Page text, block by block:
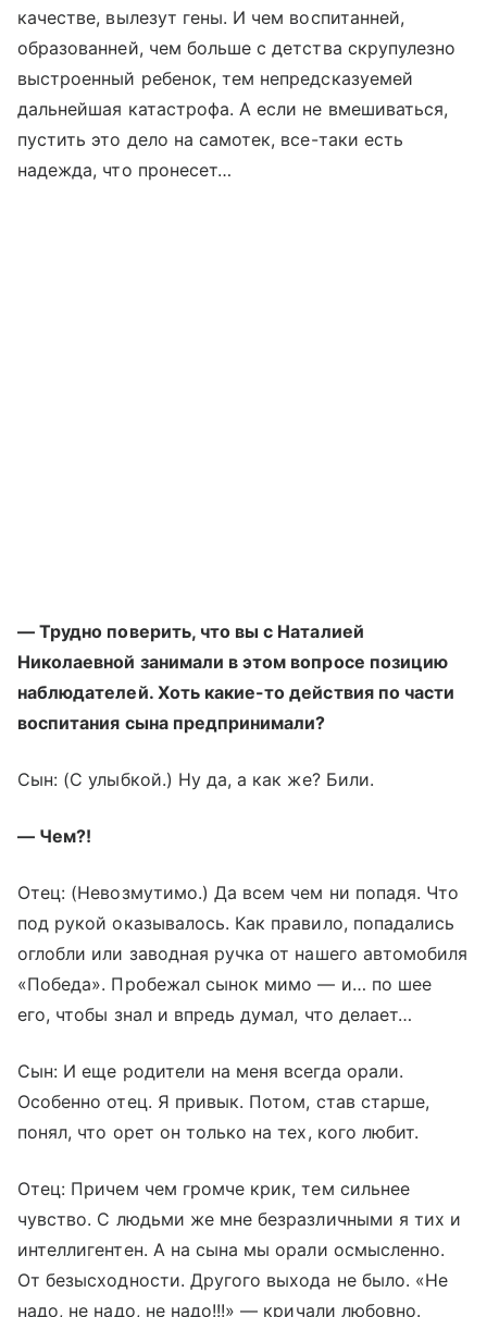
качестве, вылезут гены. И чем воспитанней,
образованней, чем больше с детства скрупулезно
выстроенный ребенок, тем непредсказуемей
дальнейшая катастрофа. А если не вмешиваться,
пустить это дело на самотек, все-таки есть
надежда, что пронесет…
— Трудно поверить, что вы с Наталией
Николаевной занимали в этом вопросе позицию
наблюдателей. Хоть какие-то действия по части
воспитания сына предпринимали?
Сын: (С улыбкой.) Ну да, а как же? Били.
— Чем?!
Отец: (Невозмутимо.) Да всем чем ни попадя. Что
под рукой оказывалось. Как правило, попадались
оглобли или заводная ручка от нашего автомобиля
«Победа». Пробежал сынок мимо — и… по шее
его, чтобы знал и впредь думал, что делает…
Сын: И еще родители на меня всегда орали.
Особенно отец. Я привык. Потом, став старше,
понял, что орет он только на тех, кого любит.
Отец: Причем чем громче крик, тем сильнее
чувство. С людьми же мне безразличными я тих и
интеллигентен. А на сына мы орали осмысленно.
От безысходности. Другого выхода не было. «Не
надо, не надо, не надо!!!» — кричали любовно.